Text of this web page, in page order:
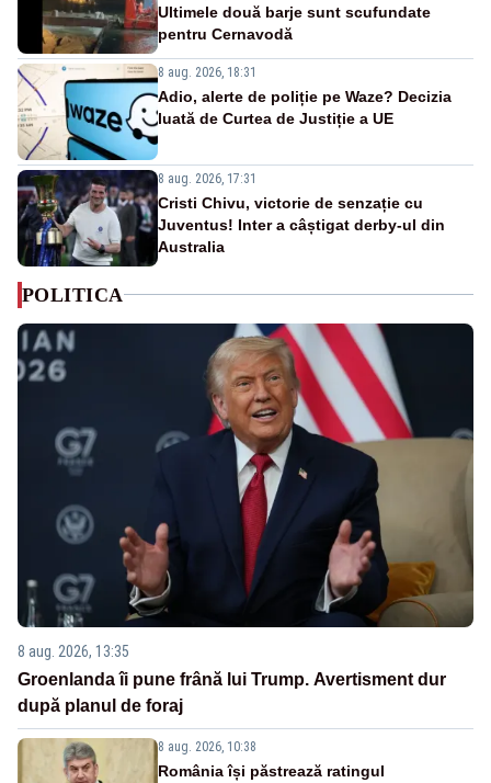
Ultimele două barje sunt scufundate
pentru Cernavodă
8 aug. 2026, 18:31
Adio, alerte de poliție pe Waze? Decizia
luată de Curtea de Justiție a UE
8 aug. 2026, 17:31
Cristi Chivu, victorie de senzație cu
Juventus! Inter a câștigat derby-ul din
Australia
POLITICA
8 aug. 2026, 13:35
Groenlanda îi pune frână lui Trump. Avertisment dur
după planul de foraj
8 aug. 2026, 10:38
România își păstrează ratingul